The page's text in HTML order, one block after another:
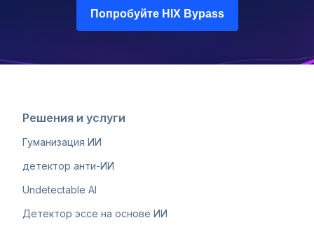
Попробуйте HIX Bypass
Решения и услуги
Гуманизация ИИ
детектор анти-ИИ
Undetectable AI
Детектор эссе на основе ИИ